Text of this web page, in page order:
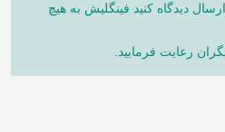
دیدگاه کنید فینگلیش به هیچ
رعایت فرمایید.